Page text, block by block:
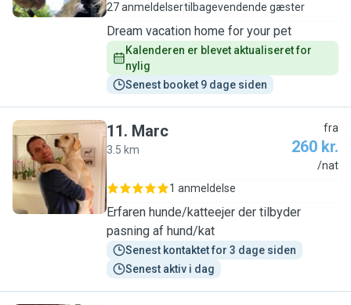
27 anmeldelsertilbagevendende gæster
Dream vacation home for your pet
Kalenderen er blevet aktualiseret for
nylig
Senest booket 9 dage siden
M
11. Marc
3.5 km
fra
260 kr.
/nat
1 anmeldelse
Erfaren hunde/katteejer der tilbyder
pasning af hund/kat
Senest kontaktet for 3 dage siden
Senest aktiv i dag